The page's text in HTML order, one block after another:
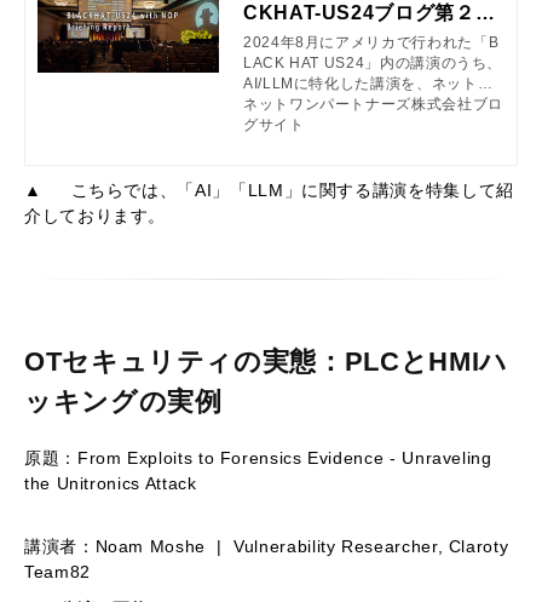
CKHAT-US24ブログ第２弾
＜AI/LLM講演特集＞
2024年8月にアメリカで行われた「B
LACK HAT US24」内の講演のうち、
AI/LLMに特化した講演を、ネットワ
ンパートナーズのISC2メンバSEがレ
ポートします。
ネットワンパートナーズ株式会社ブロ
グサイト
▲ こちらでは、「AI」「LLM」に関する講演を特集して紹
介しております。
OTセキュリティの実態：PLCとHMIハ
ッキングの実例
原題：From Exploits to Forensics Evidence - Unraveling
the Unitronics Attack
講演者：Noam Moshe | Vulnerability Researcher, Claroty
Team82